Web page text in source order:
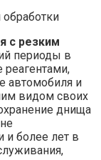
с резким
периоды в
реагентами,
автомобиля и
видом своих
днища
и более лет в